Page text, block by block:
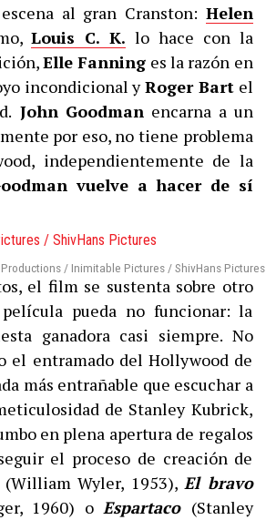
al gran Cranston: Helen
Louis C. K. lo hace con la
Elle Fanning es la razón en
incondicional yRoger Bartel
John Goodman encarna a un
por eso, no tiene problema
independientemente de la
vuelve a hacer de sí
/ Inimitable Pictures / ShivHans Pictures
el film se sustenta sobre otro
pueda no funcionar: la
ganadora casi siempre. No
el entramado del Hollywood de
más entrañable que escuchar a
de Stanley Kubrick,
en plena apertura de regalos
el proceso de creación de
(William Wyler, 1953),El bravo
1960) oEspartaco (Stanley